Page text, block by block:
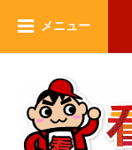
メニュー